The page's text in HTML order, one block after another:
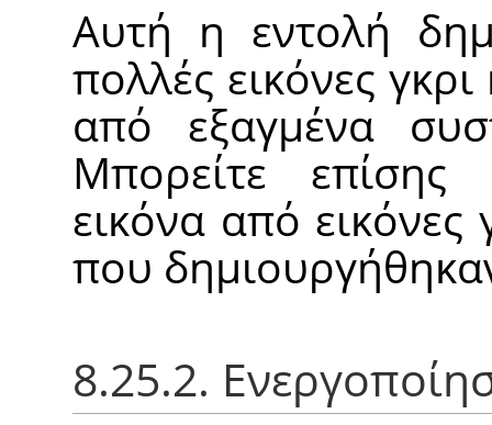
Αυτή η εντολή
πολλές εικόνες
από εξαγμένα
Μπορείτε επίσης
εικόνα από εικόνες
που
8.25.2.